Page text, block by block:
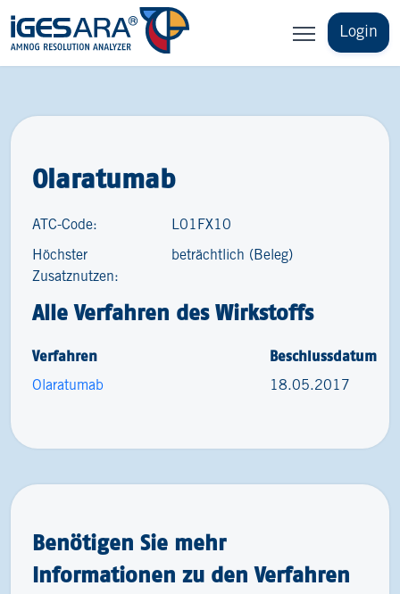
Login
Olaratumab
ATC-Code: L01FX10
Höchster
Zusatznutzen:
beträchtlich (Beleg)
Alle Verfahren des Wirkstoffs
Verfahren Beschlussdatum
Olaratumab 18.05.2017
Benötigen Sie mehr
Informationen zu den Verfahren